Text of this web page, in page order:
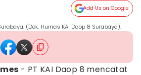
Add Us on Google
(Dok. Humas KAI Daop 8 Surabaya).
- PT KAI Daop 8 mencatat